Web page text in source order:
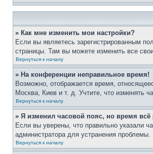
» Как мне изменить мои настройки?
Если вы являетесь зарегистрированным
страницы. Там вы можете изменить все
Вернуться к началу
» На конференции неправильное время!
Возможно, отображается время,
Москва, Киев и т. д. Учтите, что изменять
Вернуться к началу
» Я изменил часовой пояс, но время всё
Если вы уверены, что правильно указали
администратора для устранения проблемы.
Вернуться к началу